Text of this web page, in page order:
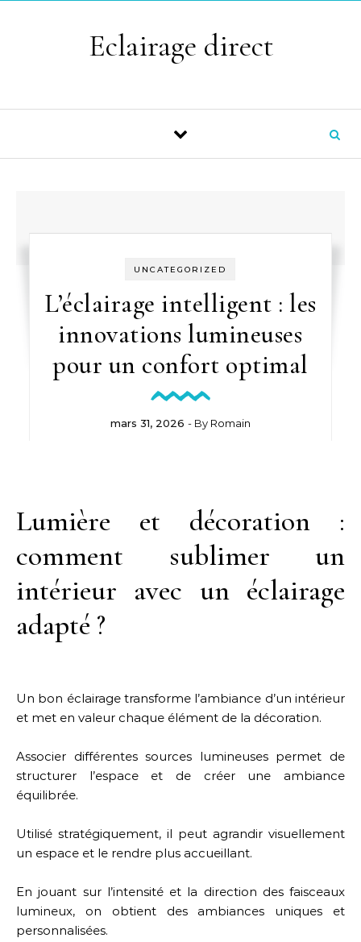
Eclairage direct
UNCATEGORIZED
L’éclairage intelligent : les
innovations lumineuses
pour un confort optimal
mars 31, 2026 - By Romain
Lumière et décoration :
comment sublimer un
intérieur avec un éclairage
adapté ?
Un bon éclairage transforme l’ambiance d’un intérieur
et met en valeur chaque élément de la décoration.
Associer différentes sources lumineuses permet de
structurer l’espace et de créer une ambiance
équilibrée.
Utilisé stratégiquement, il peut agrandir visuellement
un espace et le rendre plus accueillant.
En jouant sur l’intensité et la direction des faisceaux
lumineux, on obtient des ambiances uniques et
personnalisées.